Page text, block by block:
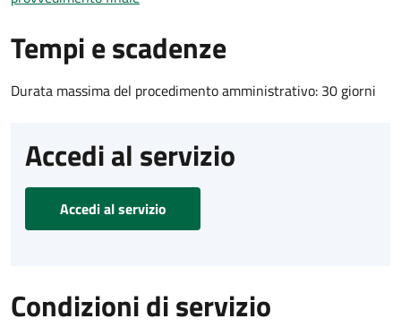
Tempi e scadenze
Durata massima del procedimento amministrativo: 30 giorni
Accedi al servizio
Accedi al servizio
Condizioni di servizio